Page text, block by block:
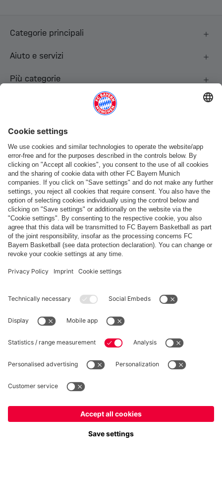
Categorie principali
Aiuto e servizi
Più categorie
Pagamento e consegna
FC Bayern Store App
RECESSO
Privacy
Impostazioni dei cookie
*Prezzi IVA inclusa e spese di spedizione escluse
© FC Bayern München AG
FC Bayern München AG, Säbener Str. 51-57, 81547 Monaco
Italianoper consegnare lì!
Globaleper consegnare lì!